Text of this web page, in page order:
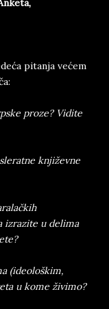
pitanja većem
proze? Vidite
književne
izrazite u delima
(ideološkim,
u kome živimo?